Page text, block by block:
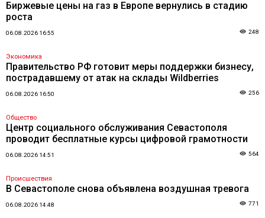
Биржевые цены на газ в Европе вернулись в стадию
роста
06.08.2026 16:55 248
Экономика
Правительство РФ готовит меры поддержки бизнесу,
пострадавшему от атак на склады Wildberries
06.08.2026 16:50 256
Общество
Центр социального обслуживания Севастополя
проводит бесплатные курсы цифровой грамотности
06.08.2026 14:51 564
Происшествия
В Севастополе снова объявлена воздушная тревога
06.08.2026 14:48 771